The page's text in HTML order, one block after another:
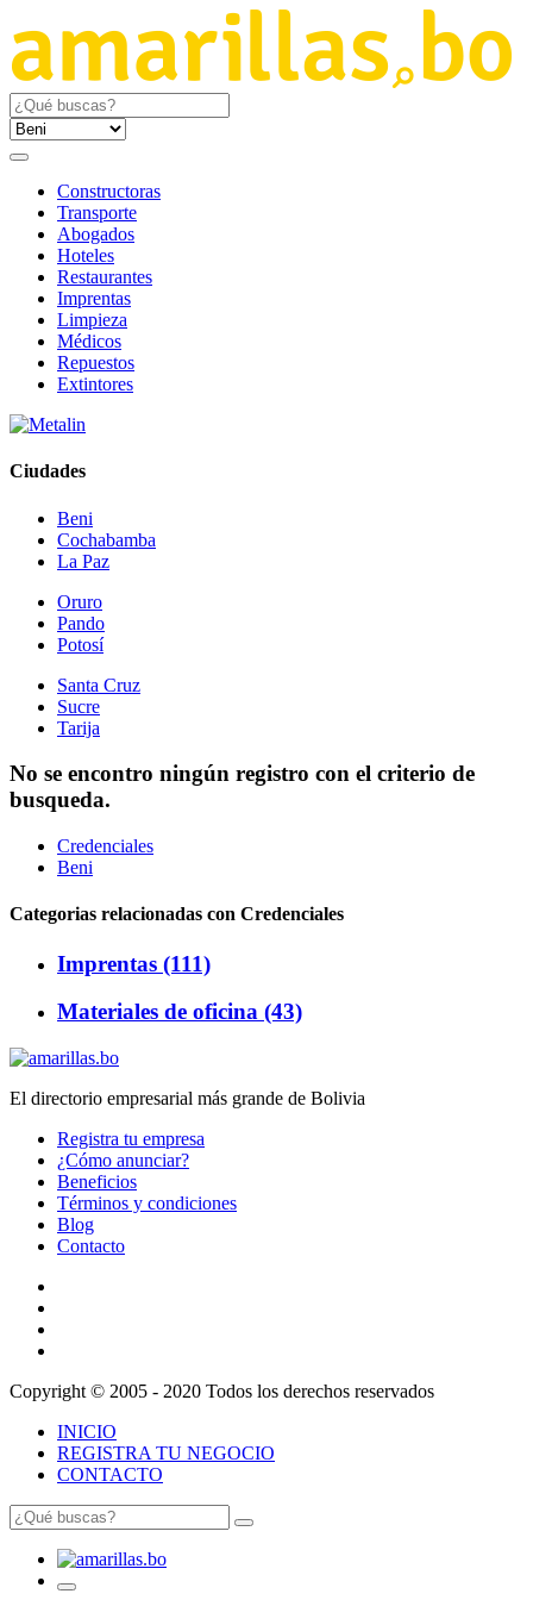
Constructoras
Transporte
Abogados
Hoteles
Restaurantes
Imprentas
Limpieza
Médicos
Repuestos
Extintores
Ciudades
Beni
Cochabamba
La Paz
Oruro
Pando
Potosí
Santa Cruz
Sucre
Tarija
No se encontro ningún registro con el criterio de
busqueda.
Credenciales
Beni
Categorias relacionadas con Credenciales
Imprentas (111)
Materiales de oficina (43)
El directorio empresarial más grande de Bolivia
Registra tu empresa
¿Cómo anunciar?
Beneficios
Términos y condiciones
Blog
Contacto
Copyright © 2005 - 2020 Todos los derechos reservados
INICIO
REGISTRA TU NEGOCIO
CONTACTO